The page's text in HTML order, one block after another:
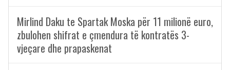
Mirlind Daku te Spartak Moska për 11 milionë euro,
zbulohen shifrat e çmendura të kontratës 3-
vjeçare dhe prapaskenat